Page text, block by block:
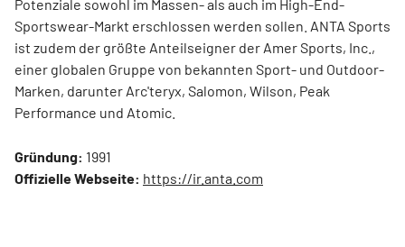
Potenziale sowohl im Massen- als auch im High-End-
Sportswear-Markt erschlossen werden sollen. ANTA Sports
ist zudem der größte Anteilseigner der Amer Sports, Inc.,
einer globalen Gruppe von bekannten Sport- und Outdoor-
Marken, darunter Arc'teryx, Salomon, Wilson, Peak
Performance und Atomic.
Gründung: 1991
Offizielle Webseite: https://ir.anta.com